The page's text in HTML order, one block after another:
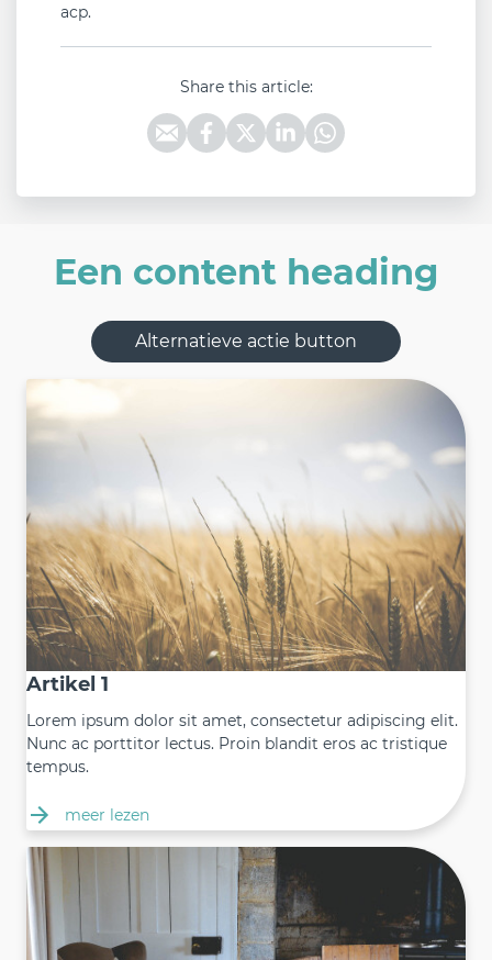
acp.
Share this article:
Een content heading
Alternatieve actie button
Artikel 1
Lorem ipsum dolor sit amet, consectetur adipiscing elit.
Nunc ac porttitor lectus. Proin blandit eros ac tristique
tempus.
meer lezen